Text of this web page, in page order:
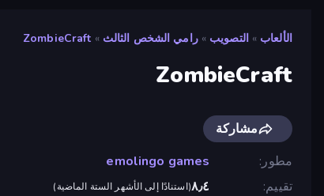
الألعاب » التصويب » رامي الشخص الثالث »
ZombieCraft
ZombieCraft
مشاركة
مطور
emolingo games
تقييم
٨٫٤(استنادًا إلى الأشهر الستة الماضية)